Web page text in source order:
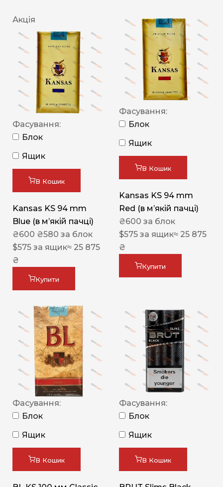
Акція
Фасування:
Блок
Ящик
В Кошик
Kansas KS 94 mm
Blue (в мʼякій пачці)
₴600 ₴580 за блок
$575 за ящик≈ 25 875
₴
Купити
Фасування:
Блок
Ящик
В Кошик
Kansas KS 94 mm
Red (в мʼякій пачці)
₴600 за блок
$575 за ящик≈ 25 875
₴
Купити
Фасування:
Блок
Ящик
В Кошик
Фасування:
Блок
Ящик
В Кошик